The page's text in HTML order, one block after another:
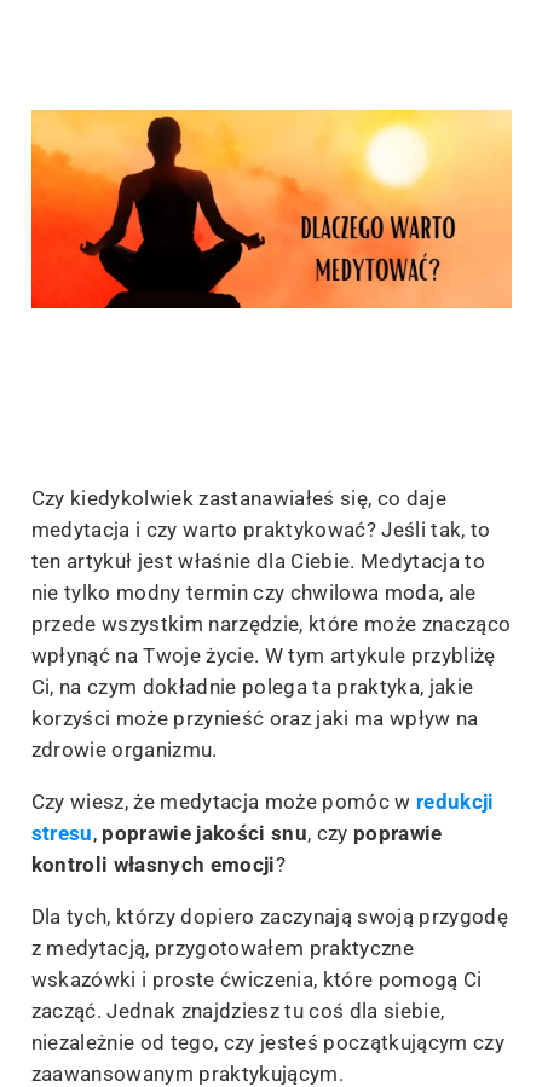
Czy kiedykolwiek zastanawiałeś się, co daje
medytacja i czy warto praktykować? Jeśli tak, to
ten artykuł jest właśnie dla Ciebie. Medytacja to
nie tylko modny termin czy chwilowa moda, ale
przede wszystkim narzędzie, które może znacząco
wpłynąć na Twoje życie. W tym artykule przybliżę
Ci, na czym dokładnie polega ta praktyka, jakie
korzyści może przynieść oraz jaki ma wpływ na
zdrowie organizmu.
Czy wiesz, że medytacja może pomóc w redukcji
stresu, poprawie jakości snu, czy poprawie
kontroli własnych emocji?
Dla tych, którzy dopiero zaczynają swoją przygodę
z medytacją, przygotowałem praktyczne
wskazówki i proste ćwiczenia, które pomogą Ci
zacząć. Jednak znajdziesz tu coś dla siebie,
niezależnie od tego, czy jesteś początkującym czy
zaawansowanym praktykującym.